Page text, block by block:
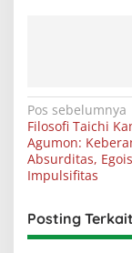
Navigasi
pos
Pos sebelumnya
Filosofi Taichi
Agumon:
Absurditas,
Impulsifitas
Posting Terkait